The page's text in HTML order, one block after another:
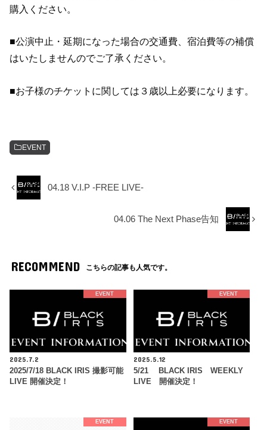
購入ください。
■公演中止・延期になった場合の交通費、宿泊費等の補償
はいたしませんのでご了承ください。
■お子様のチケットに関しては３歳以上必要になります。
EVENT
04.18 V.I.P -FREE LIVE-
04.06 The Next Phase告知
RECOMMEND こちらの記事も人気です。
EVENT
2025.7.2
2025/7/18 BLACK IRIS 撮影可能
LIVE 開催決定！
EVENT
2025.5.12
5/21 BLACK IRIS WEEKLY
LIVE 開催決定！
EVENT EVENT